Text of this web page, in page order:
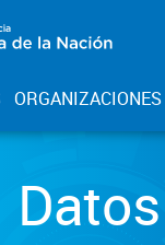
ORGANIZACIONES
Datos